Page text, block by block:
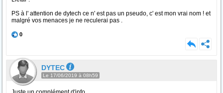
PS à l' attention de dytech ce n' est pas un pseudo, c' est mon vrai nom ! et
malgré vos menaces je ne reculerai pas .
0
DYTEC
Le 17/06/2019 à 08h59